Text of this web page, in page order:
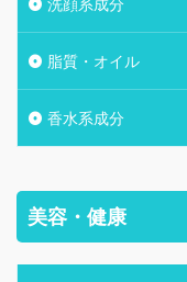
洗顔系成分
脂質・オイル
香水系成分
美容・健康